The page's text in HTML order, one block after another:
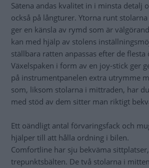
Sätena andas kvalitet in i minsta detalj
också på långturer. Ytorna runt
ger en känsla av rymd som är
kan med hjälp av stolens
ställbara ratten anpassas efter de flesta
Växelspaken i form av en joy-stick ger
på instrumentpanelen extra utrymme
som, liksom stolarna i mittraden, har
med stöd av dem sitter man riktigt
Ett oändligt antal förvaringsfack och
hjälper till att hålla ordning i bilen.
Comfortline har sju bekväma
trepunktsbälten. De två stolarna i